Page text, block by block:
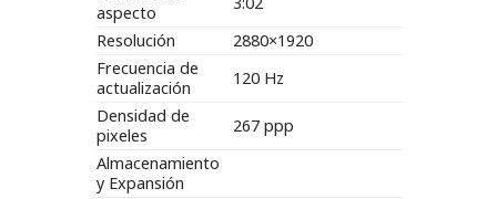
aspecto
Resolución
2880×1920
Frecuencia de
actualización
120 Hz
Densidad de
pixeles
267 ppp
Almacenamiento
y Expansión